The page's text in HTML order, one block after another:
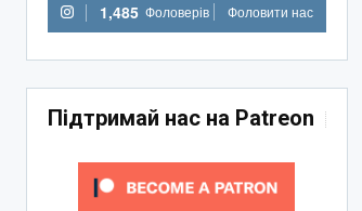
1,485 Фоловерів Фоловити нас
Підтримай нас на Patreon